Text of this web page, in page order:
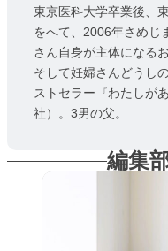
東京医科大学卒業後、
をへて、2006年さめじ
さん自身が主体になる
そして妊婦さんどうし
ストセラー『わたしが
社）。3男の父。
編集